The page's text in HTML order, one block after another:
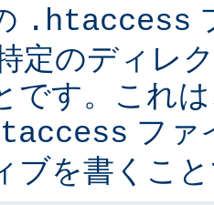
.htaccess
定のディレ
です。これ
ファ
ブを書くこ